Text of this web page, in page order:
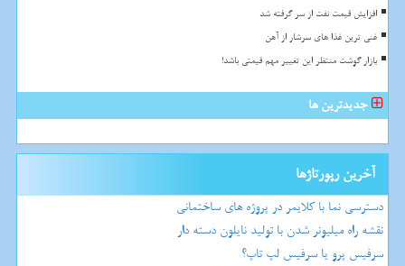
افزایش قیمت نفت از سر گرفته شد
غنی ترین غذا های سرشار از آهن
بازار گوشت منتظر این تغییر مهم قیمتی باشد!
جدیدترین ها
آخرین رپورتاژها
دسترسی نما با کلایمر در پروژه های ساختمانی
نقشه راه میلیونر شدن با تولید نایلون دسته دار
سرفیس پرو یا سرفیس لپ تاپ؟